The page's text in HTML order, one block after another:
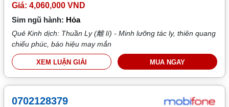
Giá: 4,060,000 VND
Sim ngũ hành: Hỏa
Quẻ Kinh dịch: Thuần Ly (離 lí) - Minh lưỡng tác ly, thiên quang
chiếu phúc, báo hiệu may mắn
XEM LUẬN GIẢI MUA NGAY
0702128379